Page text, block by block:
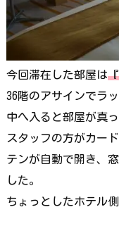
今回滞在した部屋は
36階のアサインでラ
中へ入ると部屋が真
スタッフの方がカー
テンが自動で開き、
した。
ちょっとしたホテル